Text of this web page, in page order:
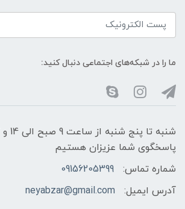
ما را در شبکه‌های اجتماعی دنبال کنید:
پاسخگوی شما عزیزان هستیم
شماره تماس:
09156205399
آدرس ایمیل:
neyabzar@gmail.com